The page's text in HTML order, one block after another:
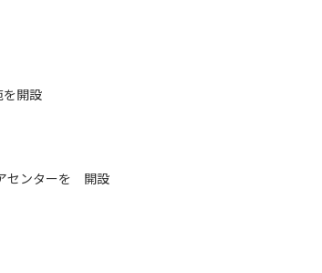
開設
センターを 開設